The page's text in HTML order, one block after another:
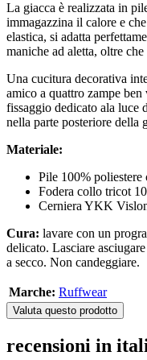
La giacca è realizzata in
immagazzina il calore e
elastica, si adatta
maniche ad aletta, oltre
Una cucitura decorativa
amico a quattro zampe
fissaggio dedicato ala luce
nella parte posteriore della
Materiale:
Pile 100%
Fodera collo tricot
Cerniera YKK
Cura: lavare con un
delicato. Lasciare
a secco. Non candeggiare.
Marche: Ruffwear
Valuta questo prodotto
recensioni in